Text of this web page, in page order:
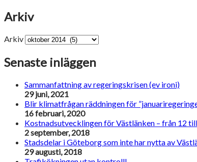
Arkiv
Arkiv
Senaste inläggen
Sammanfattning av regeringskrisen (ev ironi)
29 juni, 2021
Blir klimatfrågan räddningen för
16 februari, 2020
Kostnadsutvecklingen för Västlänken – från 12
2 september, 2018
Stadsdelar i Göteborg som inte har nytta av
29 augusti, 2018